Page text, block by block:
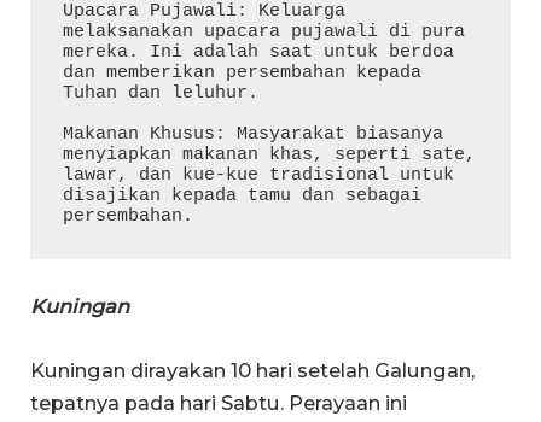
Upacara Pujawali: Keluarga
melaksanakan upacara pujawali di pura
mereka. Ini adalah saat untuk berdoa
dan memberikan persembahan kepada
Tuhan dan leluhur.
Makanan Khusus: Masyarakat biasanya
menyiapkan makanan khas, seperti sate,
lawar, dan kue-kue tradisional untuk
disajikan kepada tamu dan sebagai
persembahan.
Kuningan
Kuningan dirayakan 10 hari setelah Galungan,
tepatnya pada hari Sabtu. Perayaan ini